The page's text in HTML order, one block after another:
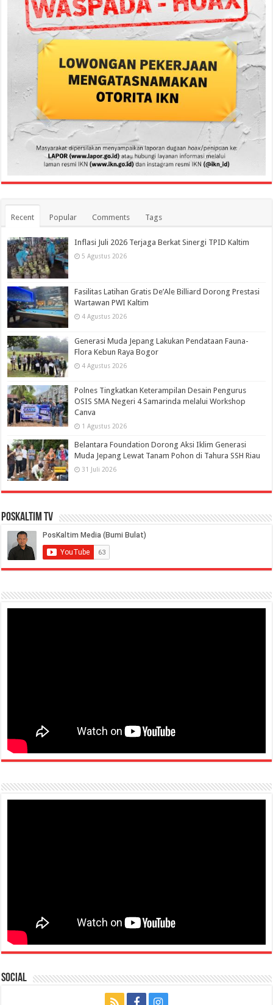
Recent Popular Comments Tags
Inflasi Juli 2026 Terjaga Berkat Sinergi TPID Kaltim
5 Agustus 2026
Fasilitas Latihan Gratis De’Ale Billiard Dorong Prestasi
Wartawan PWI Kaltim
4 Agustus 2026
Generasi Muda Jepang Lakukan Pendataan Fauna-
Flora Kebun Raya Bogor
4 Agustus 2026
Polnes Tingkatkan Keterampilan Desain Pengurus
OSIS SMA Negeri 4 Samarinda melalui Workshop
Canva
1 Agustus 2026
Belantara Foundation Dorong Aksi Iklim Generasi
Muda Jepang Lewat Tanam Pohon di Tahura SSH Riau
31 Juli 2026
PosKaltim TV
Social